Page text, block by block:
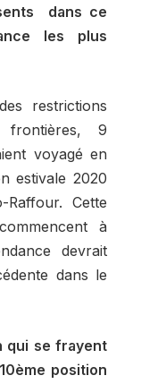
dans ce
les plus
restrictions
frontières, 9
voyagé en
estivale 2020
Cette
à
devrait
dans le
qui se frayent
position